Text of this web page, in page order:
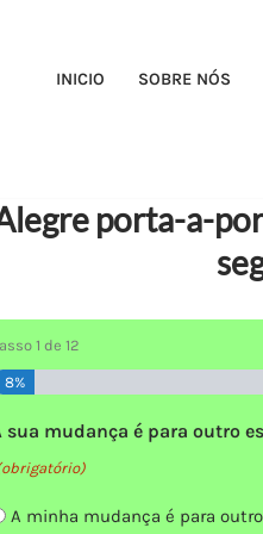
INICIO SOBRE NÓS
porta-a-
1 de12
8%
sua mudança é para outro
A minha mudança é para outro